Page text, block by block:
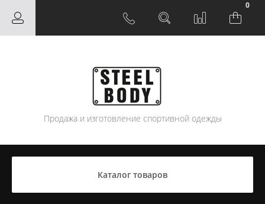
0
Продажа и изготовление спортивной одежды
Каталог товаров